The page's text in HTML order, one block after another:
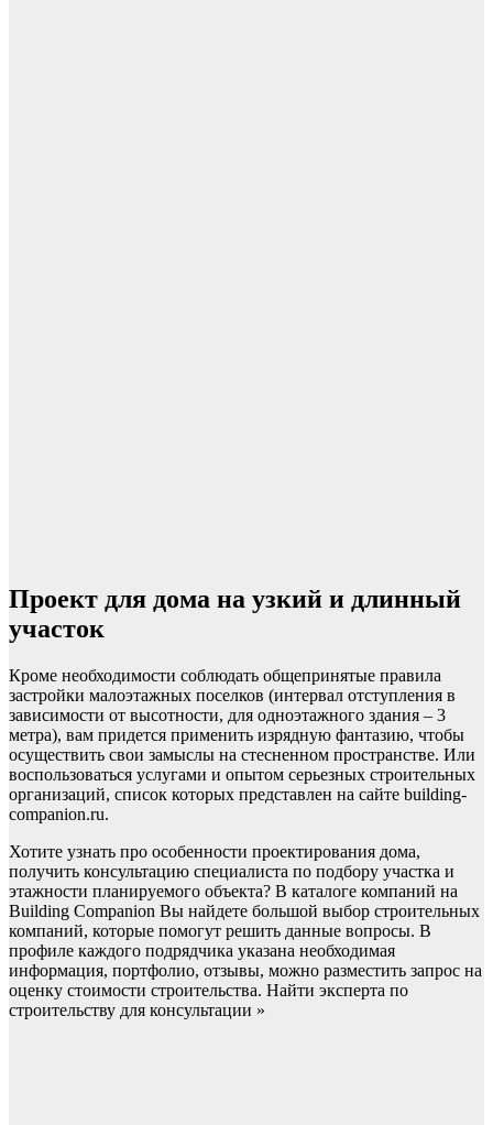
Проект для дома на узкий и длинный
участок
Кроме необходимости соблюдать общепринятые правила
застройки малоэтажных поселков (интервал отступления в
зависимости от высотности, для одноэтажного здания – 3
метра), вам придется применить изрядную фантазию, чтобы
осуществить свои замыслы на стесненном пространстве. Или
воспользоваться услугами и опытом серьезных строительных
организаций, список которых представлен на сайте building-
companion.ru.
Хотите узнать про особенности проектирования дома,
получить консультацию специалиста по подбору участка и
этажности планируемого объекта? В каталоге компаний на
Building Companion Вы найдете большой выбор строительных
компаний, которые помогут решить данные вопросы. В
профиле каждого подрядчика указана необходимая
информация, портфолио, отзывы, можно разместить запрос на
оценку стоимости строительства. Найти эксперта по
строительству для консультации »